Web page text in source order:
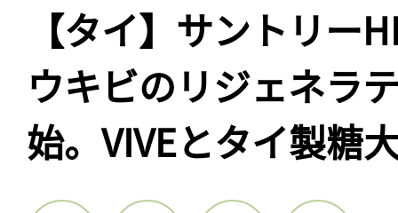
【タイ】サントリー
ウキビのリジェネラ
始。VIVEとタイ製糖